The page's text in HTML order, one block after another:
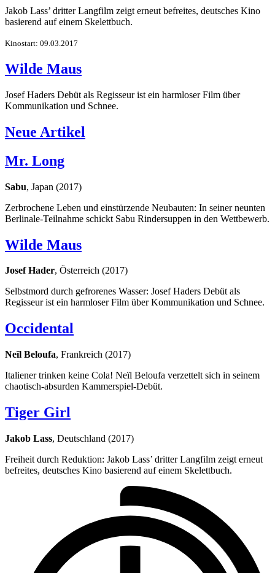
Jakob Lass’ dritter Langfilm zeigt erneut befreites, deutsches Kino
basierend auf einem Skelettbuch.
Kinostart: 09.03.2017
Wilde Maus
Josef Haders Debüt als Regisseur ist ein harmloser Film über
Kommunikation und Schnee.
Neue Artikel
Mr. Long
Sabu, Japan (2017)
Zerbrochene Leben und einstürzende Neubauten: In seiner neunten
Berlinale-Teilnahme schickt Sabu Rindersuppen in den Wettbewerb.
Wilde Maus
Josef Hader, Österreich (2017)
Selbstmord durch gefrorenes Wasser: Josef Haders Debüt als
Regisseur ist ein harmloser Film über Kommunikation und Schnee.
Occidental
Neïl Beloufa, Frankreich (2017)
Italiener trinken keine Cola! Neïl Beloufa verzettelt sich in seinem
chaotisch-absurden Kammerspiel-Debüt.
Tiger Girl
Jakob Lass, Deutschland (2017)
Freiheit durch Reduktion: Jakob Lass’ dritter Langfilm zeigt erneut
befreites, deutsches Kino basierend auf einem Skelettbuch.